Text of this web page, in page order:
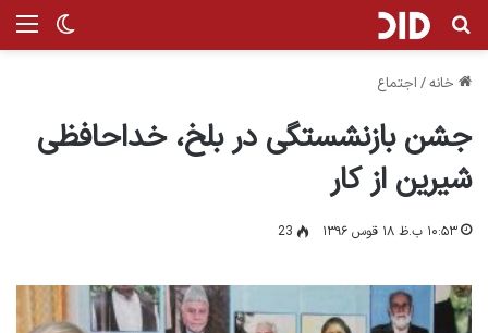
تغییر جستجو برای
خانه/ اجتماع
جشن بازنشستگی در بلخ، خداحافظی
شیرین از کار
۱۰:۵۳ ب.ظ ۱۸ قوس ۱۳۹۶ 23